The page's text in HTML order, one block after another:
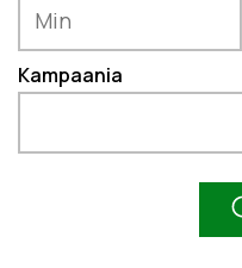
Kampaania